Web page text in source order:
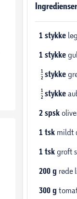
Ingredienser
1 stykke løg
1 stykke
1
2 stykke
1
2 stykke
2 spsk
1 tsk mildt
1 tsk groft
200 g røde
300 g